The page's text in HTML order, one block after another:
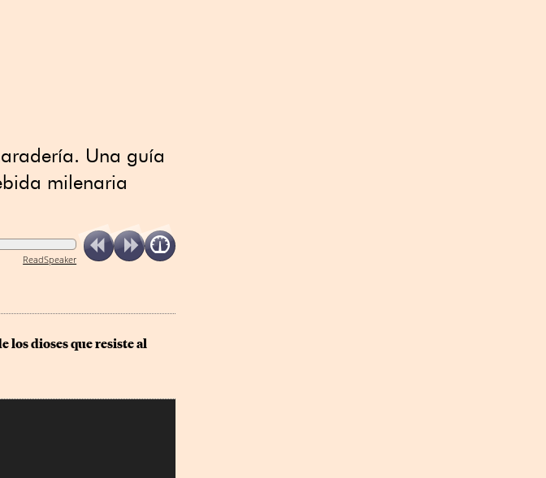
Una guía
milenaria
ReadSpeaker
los dioses que resiste al